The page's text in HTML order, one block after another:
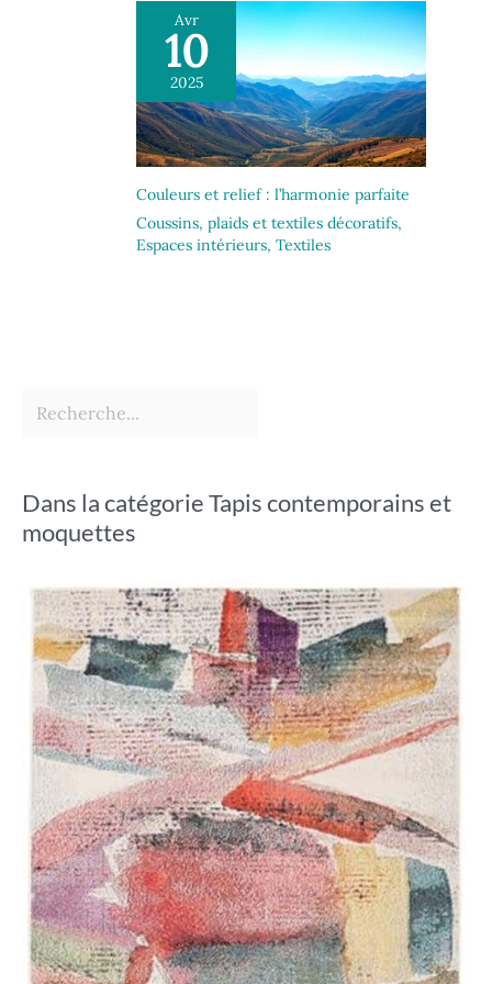
Avr
10
2025
Couleurs et relief : l’harmonie parfaite
Coussins, plaids et textiles décoratifs,
Espaces intérieurs, Textiles
Dans la catégorie Tapis contemporains et
moquettes